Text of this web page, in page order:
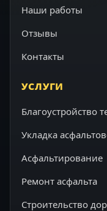
Наши работы
Отзывы
Контакты
УСЛУГИ
Благоустройство
Укладка
Асфальтирование
Ремонт асфальта
Строительство